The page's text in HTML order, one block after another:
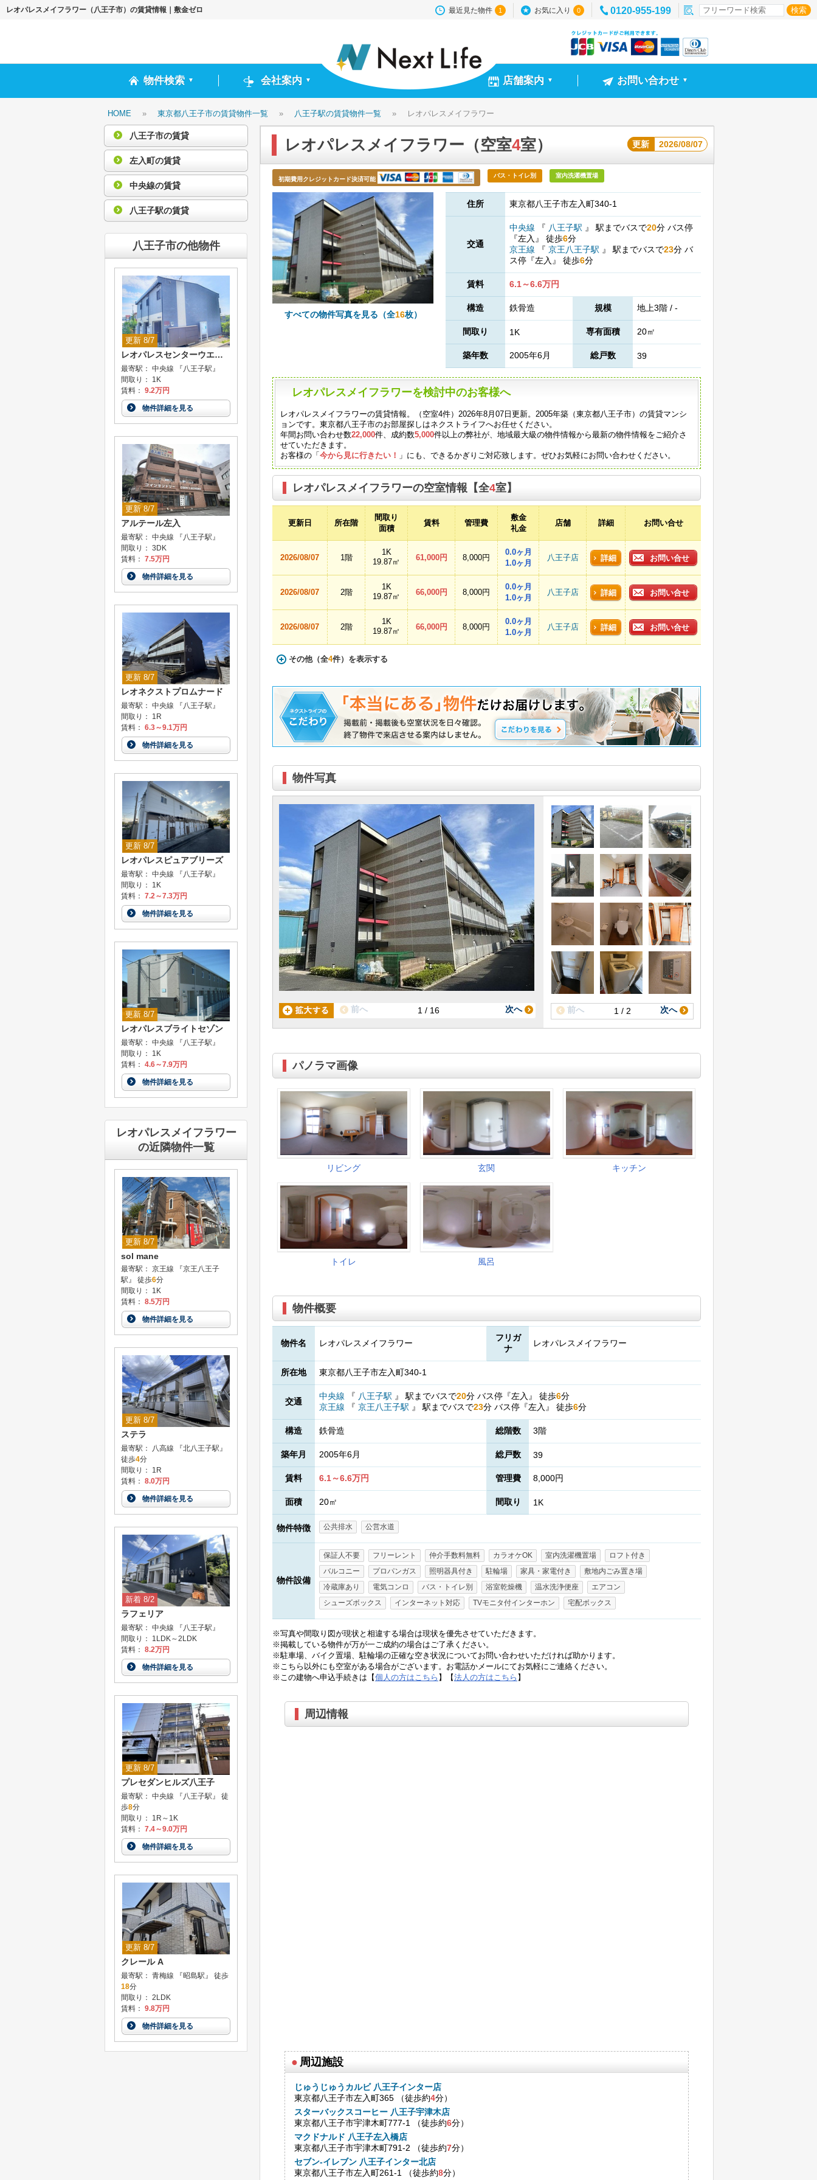
レオパレスメイフラワー（八王子市）の賃貸情報｜敷金ゼロ 最近見た物件 1 お気に入り 0 0120-955-199
物件検索 ▼ 会社案内 ▼ 店舗案内 ▼ お問い合わせ ▼
HOME » 東京都八王子市の賃貸物件一覧 » 八王子駅の賃貸物件一覧 » レオパレスメイフラワー
レオパレスメイフラワー（空室4室） 更新 2026/08/07
初期費用クレジットカード決済可能
バス・トイレ別 室内洗濯機置場
すべての物件写真を見る（全16枚）
住所 東京都八王子市左入町340-1
交通
中央線 『 八王子駅 』 駅までバスで20分 バス停
『左入』 徒歩6分
京王線
『 京王八王子駅 』 駅までバスで23分 バ
ス停『左入』 徒歩6分
賃料 6.1～6.6万円
構造 鉄骨造 規模 地上3階 / -
間取り 1K 専有面積 20㎡
築年数 2005年6月 総戸数 39
レオパレスメイフラワーを検討中のお客様へ
レオパレスメイフラワーの賃貸情報。（空室4件）2026年8月07日更新。2005年築（東京都八王子市）の賃貸マンシ
ョンです。東京都八王子市のお部屋探しはネクストライフへお任せください。
年間お問い合わせ数22,000件、成約数5,000件以上の弊社が、地域最大級の物件情報から最新の物件情報をご紹介さ
せていただきます。
お客様の「今から見に行きたい！ 」にも、できるかぎりご対応致します。ぜひお気軽にお問い合わせください。
レオパレスメイフラワーの空室情報【全4室】
更新日 所在階
間取り
面積
賃料 管理費
敷金
礼金
店舗 詳細 お問い合せ
2026/08/07 1階
1K
19.87㎡
61,000円 8,000円
0.0ヶ月
1.0ヶ月
八王子店 詳細 お問い合せ
2026/08/07 2階
1K
19.87㎡
66,000円 8,000円
0.0ヶ月
1.0ヶ月
八王子店 詳細 お問い合せ
2026/08/07 2階
1K
19.87㎡
66,000円 8,000円
0.0ヶ月
1.0ヶ月
八王子店 詳細 お問い合せ
その他（全4件）を表示する
物件写真
1 / 16
前へ 次へ 1 / 2
前へ 次へ
パノラマ画像
物件概要
物件名 レオパレスメイフラワー
フリガ
ナ
レオパレスメイフラワー
所在地 東京都八王子市左入町340-1
交通
中央線 『 八王子駅 』 駅までバスで20分 バス停『左入』 徒歩6分
京王線
『 京王八王子駅 』 駅までバスで23分 バス停『左入』 徒歩6分
構造 鉄骨造 総階数 3階
築年月 2005年6月 総戸数 39
賃料 6.1～6.6万円 管理費 8,000円
面積 20㎡ 間取り 1K
物件特徴 公共排水 公営水道
物件設備
保証人不要 フリーレント 仲介手数料無料 カラオケOK 室内洗濯機置場
ロフト付き
バルコニー
プロパンガス 照明器具付き 駐輪場 家具・家電付き
敷地内ごみ置き場
冷蔵庫あり
電気コンロ バス・トイレ別 浴室乾燥機 温水洗浄便座
エアコン
シューズボックス
インターネット対応 TVモニタ付インターホン 宅配ボックス
※写真や間取り図が現状と相違する場合は現状を優先させていただきます。
※掲載している物件が万が一ご成約の場合はご了承ください。
※駐車場、バイク置場、駐輪場の正確な空き状況についてお問い合わせいただければ助かります。
※こちら以外にも空室がある場合がございます。お電話かメールにてお気軽にご連絡ください。
※この建物へ申込手続きは【個人の方はこちら 】【法人の方はこちら 】
周辺情報
● 周辺施設
じゅうじゅうカルビ 八王子インター店
東京都八王子市左入町365 （徒歩約4分）
スターバックスコーヒー 八王子宇津木店
東京都八王子市宇津木町777-1 （徒歩約6分）
マクドナルド 八王子左入橋店
東京都八王子市宇津木町791-2 （徒歩約7分）
セブン-イレブン 八王子インター北店
東京都八王子市左入町261-1 （徒歩約8分）
八王子市の賃貸
左入町の賃貸
中央線の賃貸
八王子駅の賃貸
八王子市の他物件
更新 8/7
レオパレスセンターウエストII
最寄駅： 中央線 『八王子駅』
間取り： 1K
賃料： 9.2万円
物件詳細を見る
更新 8/7
アルテール左入
最寄駅： 中央線 『八王子駅』
間取り： 3DK
賃料： 7.5万円
物件詳細を見る
更新 8/7
レオネクストプロムナード
最寄駅： 中央線 『八王子駅』
間取り： 1R
賃料： 6.3～9.1万円
物件詳細を見る
更新 8/7
レオパレスピュアブリーズ
最寄駅： 中央線 『八王子駅』
間取り： 1K
賃料： 7.2～7.3万円
物件詳細を見る
更新 8/7
レオパレスブライトセゾン
最寄駅： 中央線 『八王子駅』
間取り： 1K
賃料： 4.6～7.9万円
物件詳細を見る
レオパレスメイフラワー
の近隣物件一覧
更新 8/7
sol mane
最寄駅： 京王線 『京王八王子
駅』 徒歩6分
間取り： 1K
賃料： 8.5万円
物件詳細を見る
更新 8/7
ステラ
最寄駅： 八高線 『北八王子駅』
徒歩4分
間取り： 1R
賃料： 8.0万円
物件詳細を見る
新着 8/2
ラフェリア
最寄駅： 中央線 『八王子駅』
間取り： 1LDK～2LDK
賃料： 8.2万円
物件詳細を見る
更新 8/7
プレセダンヒルズ八王子
最寄駅： 中央線 『八王子駅』 徒
歩8分
間取り： 1R～1K
賃料： 7.4～9.0万円
物件詳細を見る
更新 8/7
クレール A
最寄駅： 青梅線 『昭島駅』 徒歩
18分
間取り： 2LDK
賃料： 9.8万円
物件詳細を見る